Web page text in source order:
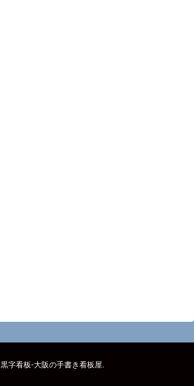
黒字看板‐大阪の手書き看板屋